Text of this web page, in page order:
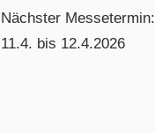
Nächster Messetermin:
11.4. bis 12.4.2026